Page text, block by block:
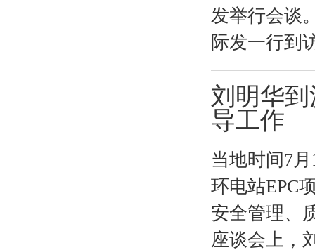
发举行会谈
际发一行到
刘明华到
导工作
当地时间7
环电站EPC
安全管理、
座谈会上，